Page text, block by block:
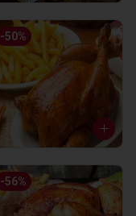
-50%
-56%